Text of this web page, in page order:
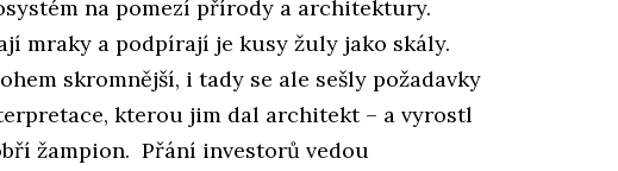
na pomezí přírody a architektury.
mraky a podpírají je kusy žuly jako skály.
skromnější, i tady se ale sešly požadavky
kterou jim dal architekt – a vyrostl
žampion. Přání investorů vedou